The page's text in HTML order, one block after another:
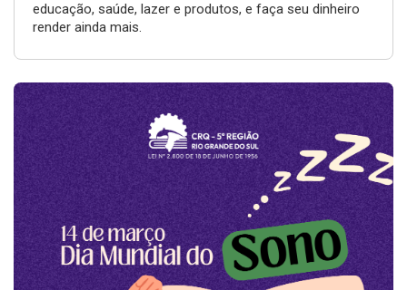
educação, saúde, lazer e produtos, e faça seu dinheiro
render ainda mais.